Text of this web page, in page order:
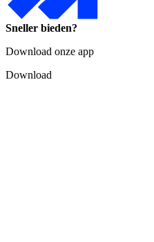
Sneller bieden?
Download onze app
Download